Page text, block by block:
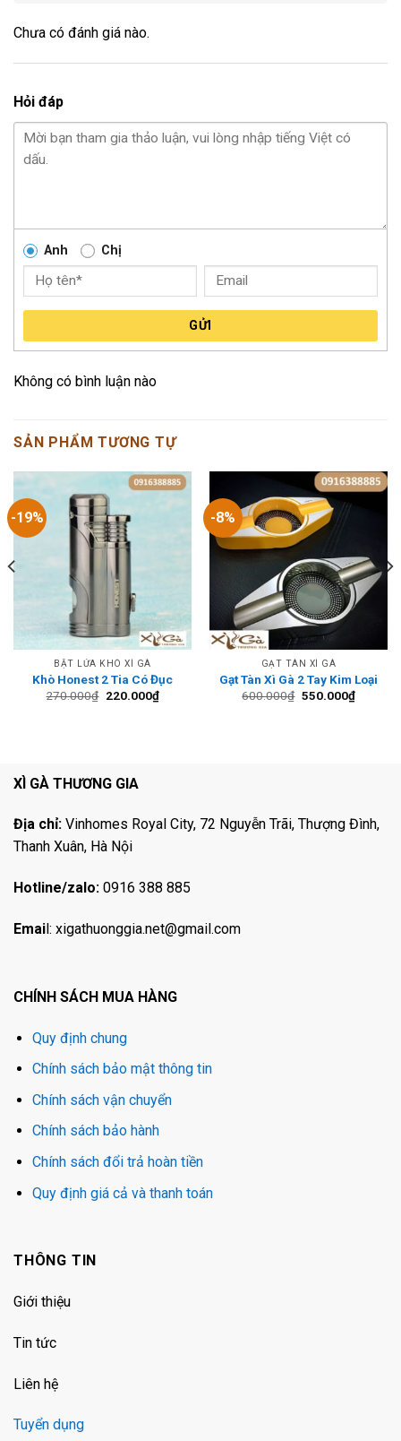
Chưa có đánh giá nào.
Hỏi đáp
Anh Chị
GỬI
Không có bình luận nào
SẢN PHẨM TƯƠNG TỰ
-19%
BẬT LỬA KHÒ XÌ GÀ
Khò Honest 2 Tia Có Đục
270.000₫ Giá
220.000₫Giá
hiện
-8%
GẠT TÀN XÌ GÀ
Gạt Tàn Xì Gà 2 Tay Kim Loại
600.000₫ Giá
550.000₫Giá
hiện
XÌ GÀ THƯƠNG GIA
Địa chỉ: Vinhomes Royal City, 72 Nguyễn Trãi, Thượng Đình,
Thanh Xuân, Hà Nội
Hotline/zalo: 0916 388 885
Email: xigathuonggia.net@gmail.com
CHÍNH SÁCH MUA HÀNG
Quy định chung
Chính sách bảo mật thông tin
Chính sách vận chuyển
Chính sách bảo hành
Chính sách đổi trả hoàn tiền
Quy định giá cả và thanh toán
THÔNG TIN
Giới thiệu
Tin tức
Liên hệ
Tuyển dụng